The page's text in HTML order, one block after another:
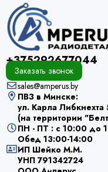
+375292677044
Заказать звонок
sales@amperus.by
ПВЗ в Минске:
ул. Карла
(на территории
ПН - ПТ : с 10:00 до
Обед 13:00-14:00
ИП Шейко М.М.
УНП 791342724